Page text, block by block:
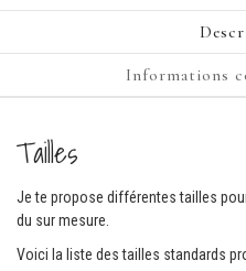
Informations
Tailles
Je te propose différentes tailles
du sur mesure.
Voici la liste des tailles standards